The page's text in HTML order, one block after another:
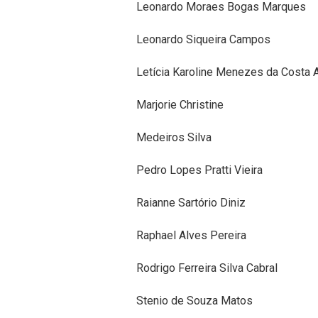
Leonardo Moraes Bogas Marques
Leonardo Siqueira Campos
Letícia Karoline Menezes da Costa
Marjorie Christine
Medeiros Silva
Pedro Lopes Pratti Vieira
Raianne Sartório Diniz
Raphael Alves Pereira
Rodrigo Ferreira Silva Cabral
Stenio de Souza Matos